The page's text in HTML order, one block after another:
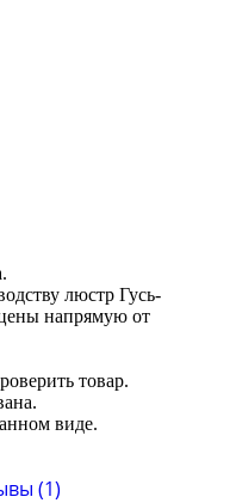
люстр Гусь-
напрямую от
товар.
виде.
(1)